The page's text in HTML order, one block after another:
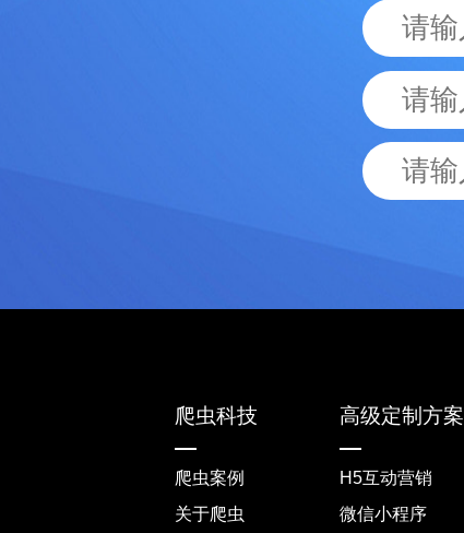
爬虫科技
爬虫案例
关于爬虫
高级定制方案
H5互动营销
微信小程序